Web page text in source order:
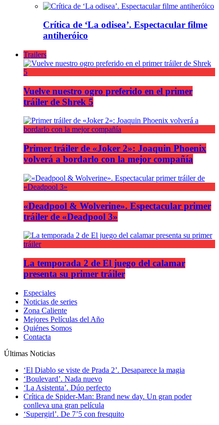
Crítica de ‘La odisea’. Espectacular filme
antiheróico
Trailers
Vuelve nuestro ogro preferido en el primer
tráiler de Shrek 5
Primer tráiler de «Joker 2»: Joaquin Phoenix
volverá a bordarlo con la mejor compañía
«Deadpool & Wolverine». Espectacular primer
tráiler de «Deadpool 3»
La temporada 2 de El juego del calamar
presenta su primer tráiler
Especiales
Noticias de series
Zona Caliente
Mejores Películas del Año
Quiénes Somos
Contacta
Últimas Noticias
‘El Diablo se viste de Prada 2’. Desaparece la magia
‘Boulevard’. Nada nuevo
‘La Asistenta’. Dúo perfecto
Crítica de Spider-Man: Brand new day. Un gran poder
conlleva una gran película
‘Supergirl’. De 7’5 con fresquito